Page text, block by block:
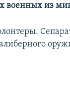
военных из